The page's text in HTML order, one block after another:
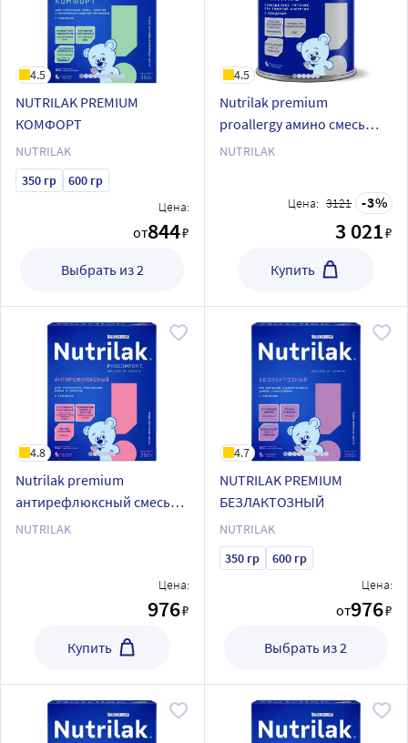
4.5
NUTRILAK PREMIUM
КОМФОРТ
NUTRILAK
350 гр
600 гр
Цена:
от844₽
Выбрать из 2
4.5
Nutrilak premium
proallergy амино смесь
детская сухая
основе аминокислот 400
NUTRILAK
Цена: 3121 3
3 021₽
Купить
4.8
Nutrilak premium
антирефлюксный смесь
детская молочная сухая
NUTRILAK
Цена:
976₽
Купить
4.7
NUTRILAK PREMIUM
БЕЗЛАКТОЗНЫЙ
NUTRILAK
350 гр
600 гр
Цена:
от976₽
Выбрать из 2